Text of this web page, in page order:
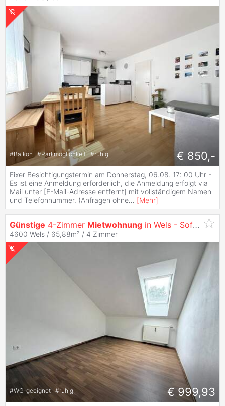
#Balkon #Parkmöglichkeit #ruhig € 850,-
Fixer Besichtigungstermin am Donnerstag, 06.08. 17: 00 Uhr -
Es ist eine Anmeldung erforderlich, die Anmeldung erfolgt via
Mail unter [E-Mail-Adresse entfernt] mit vollständigem Namen
und Telefonnummer. (Anfragen ohne... [Mehr]
Günstige 4-Zimmer Mietwohnung in Wels - Sofort einziehen!
4600 Wels / 65,88m² / 4 Zimmer
#WG-geeignet #ruhig € 999,93